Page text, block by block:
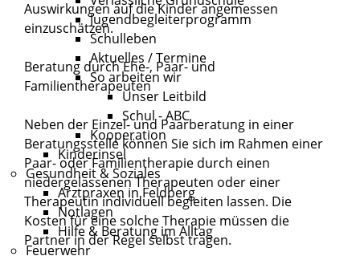
Jugendbegleiterprogramm
Schulleben
Aktuelles / Termine
So arbeiten wir
Unser Leitbild
Schul - ABC
Kooperation
Kinderinsel
Gesundheit & Soziales
Arztpraxen in Feldberg
Notlagen
Hilfe & Beratung im Alltag
Feuerwehr
Auswirkungen auf die Kinder angemessen
einzuschätzen.
Beratung durch Ehe-, Paar- und
Familientherapeuten
Neben der Einzel- und Paarberatung in einer
Beratungsstelle können Sie sich im Rahmen einer
Paar- oder Familientherapie durch einen
niedergelassenen Therapeuten oder einer
Therapeutin individuell begleiten lassen. Die
Kosten für eine solche Therapie müssen die
Partner in der Regel selbst tragen.